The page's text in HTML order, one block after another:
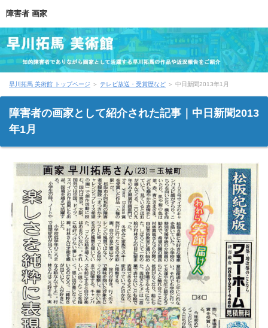
障害者 画家
早川拓馬 美術館 トップページ ＞ テレビ放送・受賞歴など ＞ 中日新聞2013年1月
障害者の画家として紹介された記事｜中日新聞2013
年1月